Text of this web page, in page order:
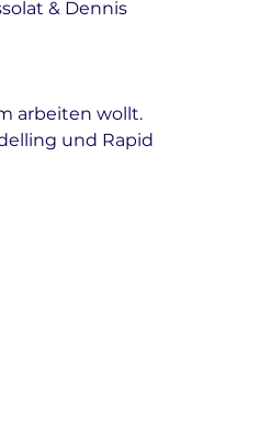
& Dennis
arbeiten wollt.
und Rapid